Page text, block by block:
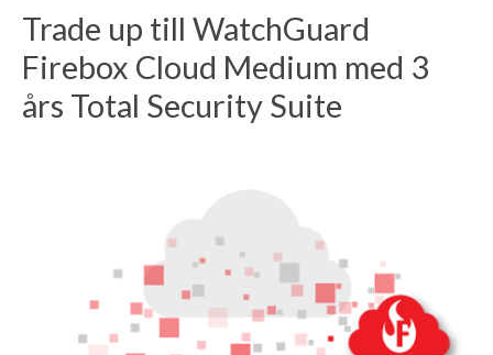
Trade up till WatchGuard
Firebox Cloud Medium med 3
års Total Security Suite